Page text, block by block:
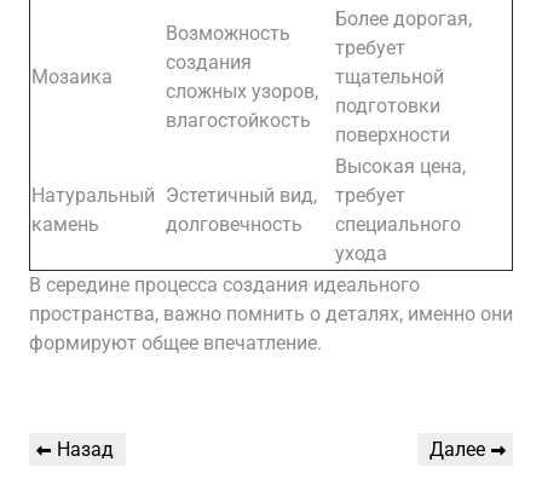
Мозаика
Возможность
создания
сложных узоров,
влагостойкость
Более дорогая,
требует
тщательной
подготовки
поверхности
Натуральный
камень
Эстетичный вид,
долговечность
Высокая цена,
требует
специального
ухода
В середине процесса создания идеального
пространства, важно помнить о деталях, именно они
формируют общее впечатление.
Навигация
Предыдущая
Назад
Следующая
Далее